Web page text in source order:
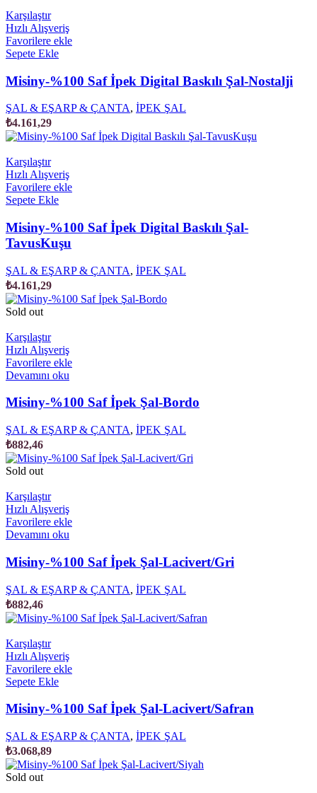
Karşılaştır
Hızlı Alışveriş
Favorilere ekle
Sepete Ekle
Misiny-%100 Saf İpek Digital Baskılı Şal-Nostalji
ŞAL & EŞARP & ÇANTA, İPEK ŞAL
₺4.161,29
Karşılaştır
Hızlı Alışveriş
Favorilere ekle
Sepete Ekle
Misiny-%100 Saf İpek Digital Baskılı Şal-
TavusKuşu
ŞAL & EŞARP & ÇANTA, İPEK ŞAL
₺4.161,29
Sold out
Karşılaştır
Hızlı Alışveriş
Favorilere ekle
Devamını oku
Misiny-%100 Saf İpek Şal-Bordo
ŞAL & EŞARP & ÇANTA, İPEK ŞAL
₺882,46
Sold out
Karşılaştır
Hızlı Alışveriş
Favorilere ekle
Devamını oku
Misiny-%100 Saf İpek Şal-Lacivert/Gri
ŞAL & EŞARP & ÇANTA, İPEK ŞAL
₺882,46
Karşılaştır
Hızlı Alışveriş
Favorilere ekle
Sepete Ekle
Misiny-%100 Saf İpek Şal-Lacivert/Safran
ŞAL & EŞARP & ÇANTA, İPEK ŞAL
₺3.068,89
Sold out